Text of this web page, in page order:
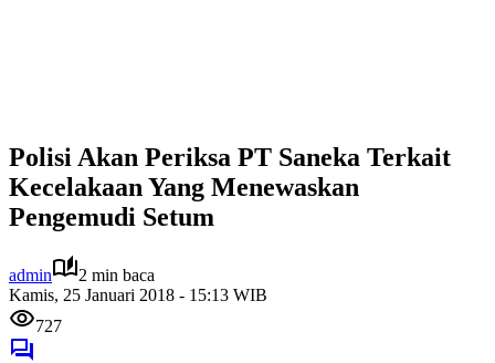
Polisi Akan Periksa PT Saneka Terkait
Kecelakaan Yang Menewaskan
Pengemudi Setum
admin
2 min baca
Kamis, 25 Januari 2018 - 15:13 WIB
727